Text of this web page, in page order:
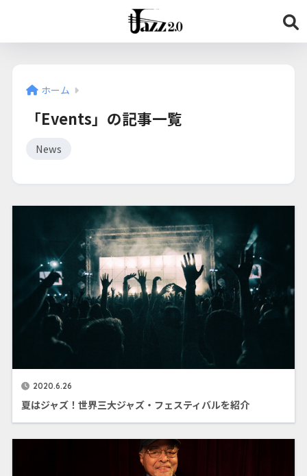
ホーム
「Events」の記事一覧
News
2020.6.26
夏はジャズ！世界三大ジャズ・フェスティバルを紹介